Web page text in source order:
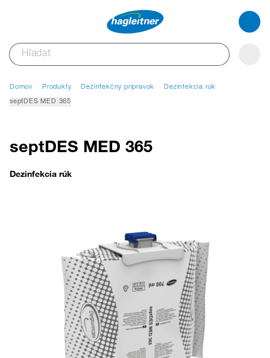
Domov Produkty Dezinfekčný prípravok Dezinfekcia rúk
septDES MED 365
septDES MED 365
Dezinfekcia rúk